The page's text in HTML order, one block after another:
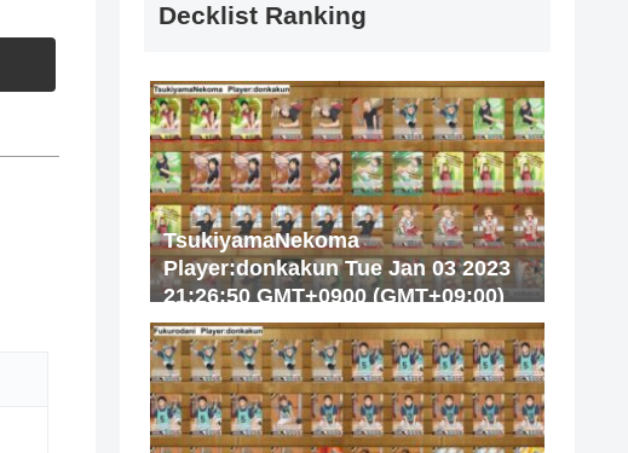
Decklist Ranking
TsukiyamaNekoma
Player:donkakun Tue Jan 03 2023
21:26:50 GMT+0900 (GMT+09:00)